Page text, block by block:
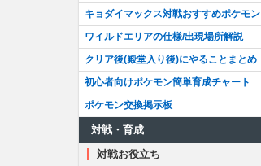
キョダイマックス対戦おすすめポケモン
ワイルドエリアの仕様/出現場所解説
クリア後(殿堂入り後)にやることまとめ
初心者向けポケモン簡単育成チャート
ポケモン交換掲示板
対戦・育成
対戦お役立ち